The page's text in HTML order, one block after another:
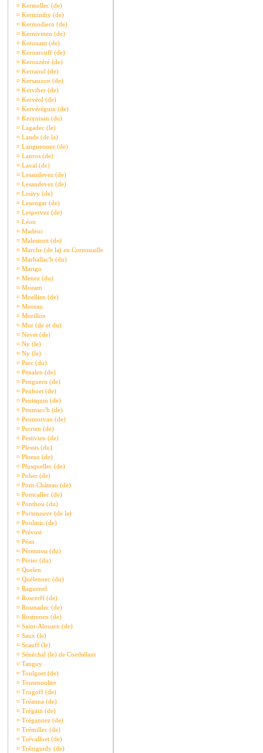
¤ Kermellec (de)
¤ Kerminihy (de)
¤ Kermodiern (de)
¤ Kernivinen (de)
¤ Kerouant (de)
¤ Kerourcuff (de)
¤ Kerouzéré (de)
¤ Kerraoul (de)
¤ Kersauzon (de)
¤ Kerviher (de)
¤ Kervéol (de)
¤ Kervéréguin (de)
¤ Kerynisan (de)
¤ Lagadec (le)
¤ Lande (de la)
¤ Langueouez (de)
¤ Lanros (de)
¤ Laval (de)
¤ Lesaudevez (de)
¤ Lesaudevez (de)
¤ Lesivy (de)
¤ Lesongar (de)
¤ Lespervez (de)
¤ Léon
¤ Madeuc
¤ Malestroit (de)
¤ Marche (de la) en Cornouaille
¤ Marhallac'h (du)
¤ Marigo
¤ Menez (du)
¤ Moeam
¤ Moellien (de)
¤ Moreau
¤ Morillon
¤ Mur (de et du)
¤ Nevet (de)
¤ Ny (le)
¤ Ny (le)
¤ Parc (du)
¤ Penalen (de)
¤ Penguern (de)
¤ Penhoet (de)
¤ Penisquin (de)
¤ Penmarc'h (de)
¤ Penmorvan (de)
¤ Perrien (de)
¤ Pestivien (de)
¤ Plessis (du)
¤ Ploeuc (de)
¤ Plusquellec (de)
¤ Poher (de)
¤ Pont-Château (de)
¤ Pontcallec (de)
¤ Ponthou (du)
¤ Porteneuve (de la)
¤ Poulmic (de)
¤ Prévost
¤ Péan
¤ Pérennou (du)
¤ Périer (du)
¤ Quelen
¤ Quélennec (du)
¤ Raguenel
¤ Roscerff (de)
¤ Rosmadec (de)
¤ Rostrenen (de)
¤ Saint-Alouarn (de)
¤ Saux (le)
¤ Scauff (le)
¤ Sénéchal (le) de Coethélant
¤ Tanguy
¤ Toulgoet (de)
¤ Toutenoultre
¤ Trogoff (de)
¤ Tréanna (de)
¤ Trégain (de)
¤ Trégannez (de)
¤ Trémillec (de)
¤ Trévalloet (de)
¤ Tréziguidy (de)